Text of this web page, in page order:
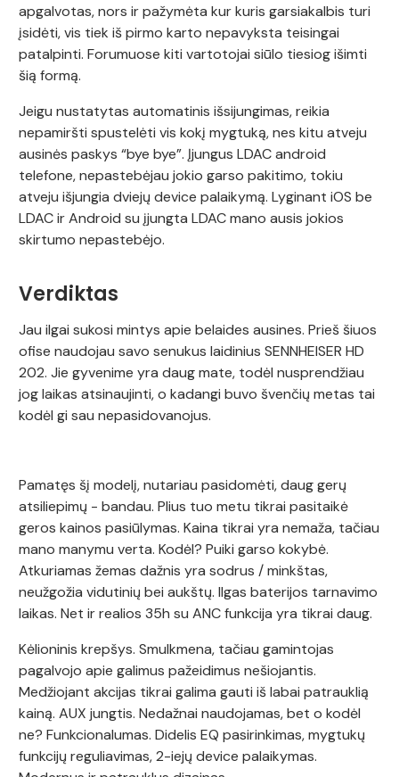
apgalvotas, nors ir pažymėta kur kuris garsiakalbis turi
įsidėti, vis tiek iš pirmo karto nepavyksta teisingai
patalpinti. Forumuose kiti vartotojai siūlo tiesiog išimti
šią formą.
Jeigu nustatytas automatinis išsijungimas, reikia
nepamiršti spustelėti vis kokį mygtuką, nes kitu atveju
ausinės paskys “bye bye”. Įjungus LDAC android
telefone, nepastebėjau jokio garso pakitimo, tokiu
atveju išjungia dviejų device palaikymą. Lyginant iOS be
LDAC ir Android su įjungta LDAC mano ausis jokios
skirtumo nepastebėjo.
Verdiktas
Jau ilgai sukosi mintys apie belaides ausines. Prieš šiuos
ofise naudojau savo senukus laidinius SENNHEISER HD
202. Jie gyvenime yra daug mate, todėl nusprendžiau
jog laikas atsinaujinti, o kadangi buvo švenčių metas tai
kodėl gi sau nepasidovanojus.
Pamatęs šį modelį, nutariau pasidomėti, daug gerų
atsiliepimų - bandau. Plius tuo metu tikrai pasitaikė
geros kainos pasiūlymas. Kaina tikrai yra nemaža, tačiau
mano manymu verta. Kodėl? Puiki garso kokybė.
Atkuriamas žemas dažnis yra sodrus / minkštas,
neužgožia vidutinių bei aukštų. Ilgas baterijos tarnavimo
laikas. Net ir realios 35h su ANC funkcija yra tikrai daug.
Kėlioninis krepšys. Smulkmena, tačiau gamintojas
pagalvojo apie galimus pažeidimus nešiojantis.
Medžiojant akcijas tikrai galima gauti iš labai patrauklią
kainą. AUX jungtis. Nedažnai naudojamas, bet o kodėl
ne? Funkcionalumas. Didelis EQ pasirinkimas, mygtukų
funkcijų reguliavimas, 2-iejų device palaikymas.